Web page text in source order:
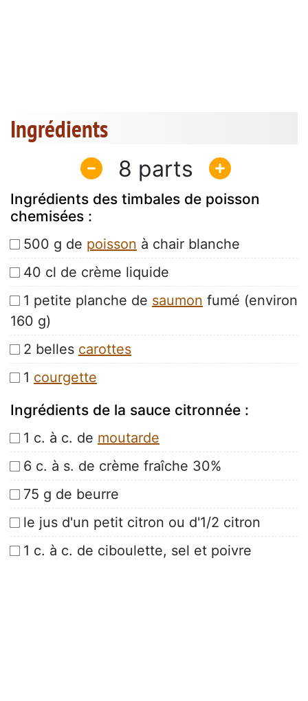
Ingrédients
8
Ingrédients des timbales de poisson
chemisées :
500 g de poisson à chair blanche
40 cl de crème liquide
1 petite planche de saumon fumé (environ
160 g)
2 belles carottes
1 courgette
Ingrédients de la sauce citronnée :
1 c. à c. de moutarde
6 c. à s. de crème fraîche 30%
75 g de beurre
le jus d'un petit citron ou d'1/2 citron
1 c. à c. de ciboulette, sel et poivre